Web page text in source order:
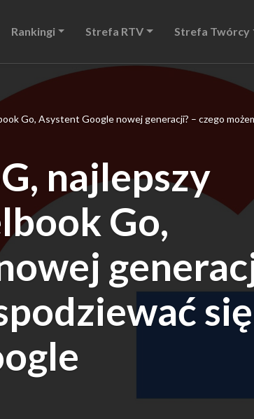
Rankingi Strefa RTV Strefa Twórcy
Go, Asystent Google nowej generacji? – czego
najlepszy
Go,
się